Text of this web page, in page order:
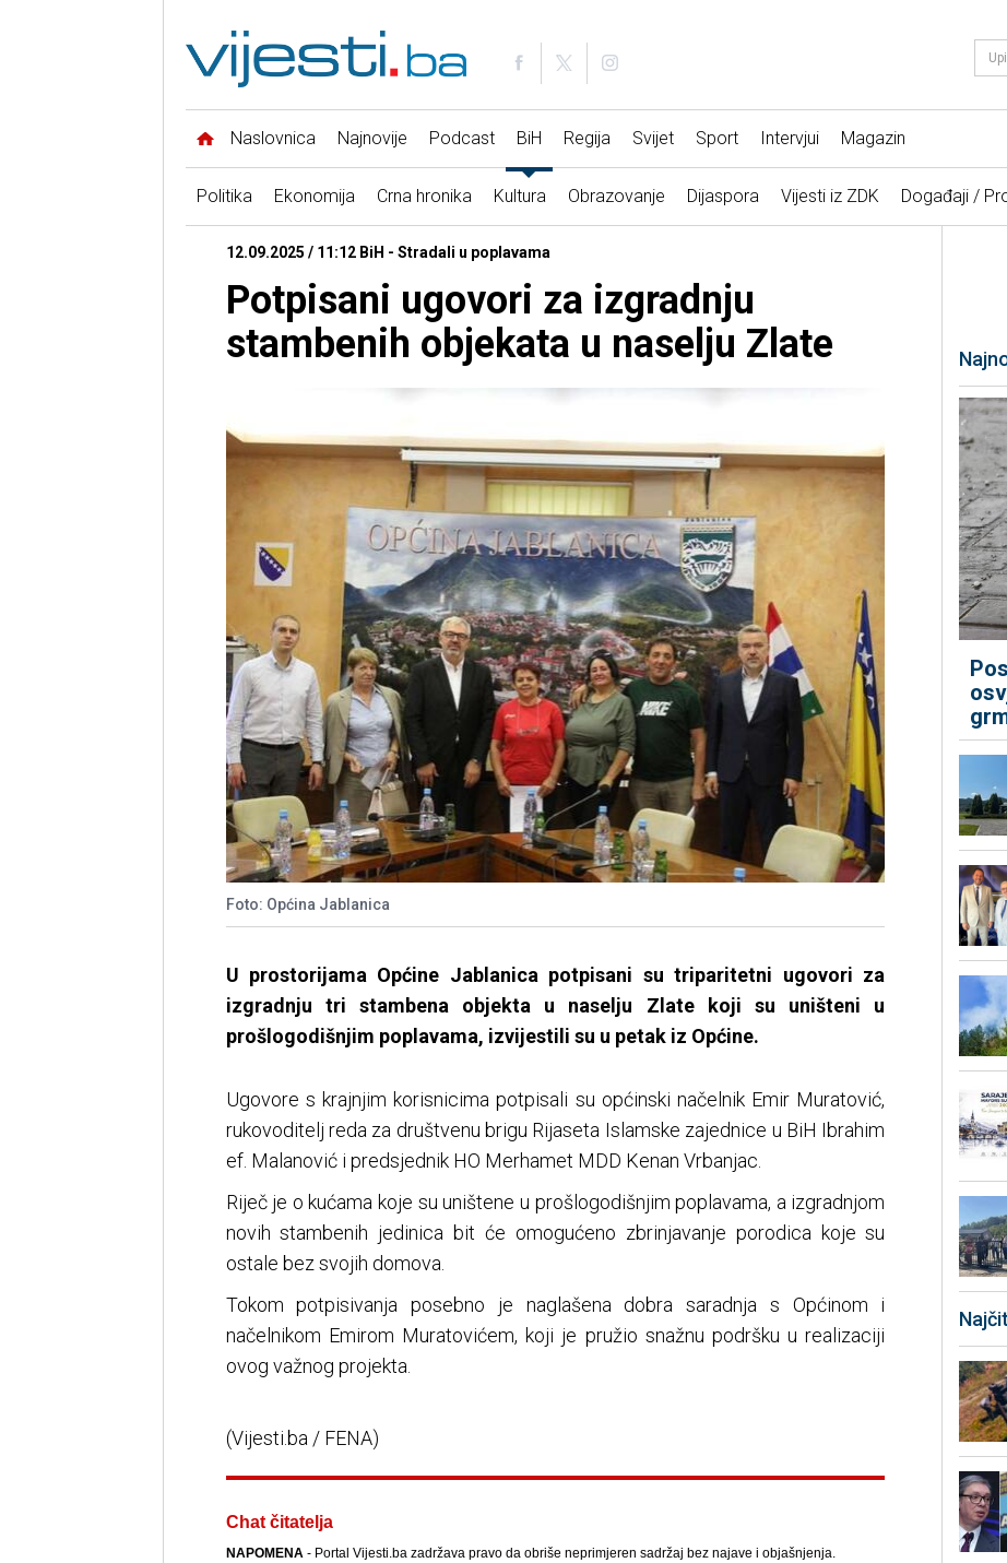
Naslovnica Najnovije Podcast BiH Regija Svijet Sport Intervjui Magazin
Politika Ekonomija Crna hronika Kultura Obrazovanje Dijaspora Vijesti iz ZDK Događaji /
12.09.2025 / 11:12 BiH - Stradali u poplavama
Potpisani ugovori za izgradnju
stambenih objekata u naselju Zlate
Foto: Općina Jablanica
U prostorijama Općine Jablanica potpisani su triparitetni ugovori za
izgradnju tri stambena objekta u naselju Zlate koji su uništeni u
prošlogodišnjim poplavama, izvijestili su u petak iz Općine.
Ugovore s krajnjim korisnicima potpisali su općinski načelnik Emir Muratović,
rukovoditelj reda za društvenu brigu Rijaseta Islamske zajednice u BiH Ibrahim
ef. Malanović i predsjednik HO Merhamet MDD Kenan Vrbanjac.
Riječ je o kućama koje su uništene u prošlogodišnjim poplavama, a izgradnjom
novih stambenih jedinica bit će omogućeno zbrinjavanje porodica koje su
ostale bez svojih domova.
Tokom potpisivanja posebno je naglašena dobra saradnja s Općinom i
načelnikom Emirom Muratovićem, koji je pružio snažnu podršku u realizaciji
ovog važnog projekta.
(Vijesti.ba / FENA)
Chat čitatelja
NAPOMENA- Portal Vijesti.ba zadržava pravo da obriše neprimjeren sadržaj bez najave i objašnjenja.